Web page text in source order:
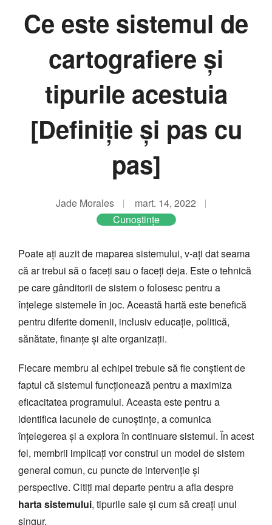
Ce este sistemul de
cartografiere și
tipurile acestuia
[Definiție și pas cu
pas]
Jade Morales
mart. 14, 2022
Cunoştinţe
Poate ați auzit de maparea sistemului, v-ați dat seama
că ar trebui să o faceți sau o faceți deja. Este o tehnică
pe care gânditorii de sistem o folosesc pentru a
înțelege sistemele în joc. Această hartă este benefică
pentru diferite domenii, inclusiv educație, politică,
sănătate, finanțe și alte organizații.
Fiecare membru al echipei trebuie să fie conștient de
faptul că sistemul funcționează pentru a maximiza
eficacitatea programului. Aceasta este pentru a
identifica lacunele de cunoștințe, a comunica
înțelegerea și a explora în continuare sistemul. În acest
fel, membrii implicați vor construi un model de sistem
general comun, cu puncte de intervenție și
perspective. Citiți mai departe pentru a afla despre
harta sistemului, tipurile sale și cum să creați unul
singur.